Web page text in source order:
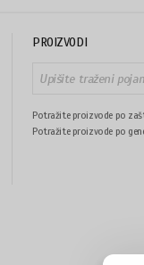
PROIZVODI
Potražite proizvode po
Potražite proizvode po